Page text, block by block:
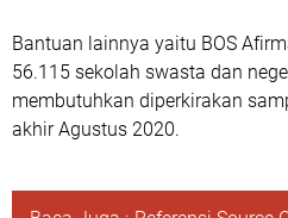
Bantuan lainnya yaitu BOS
56.115 sekolah swasta dan
membutuhkan diperkirakan
akhir Agustus 2020.